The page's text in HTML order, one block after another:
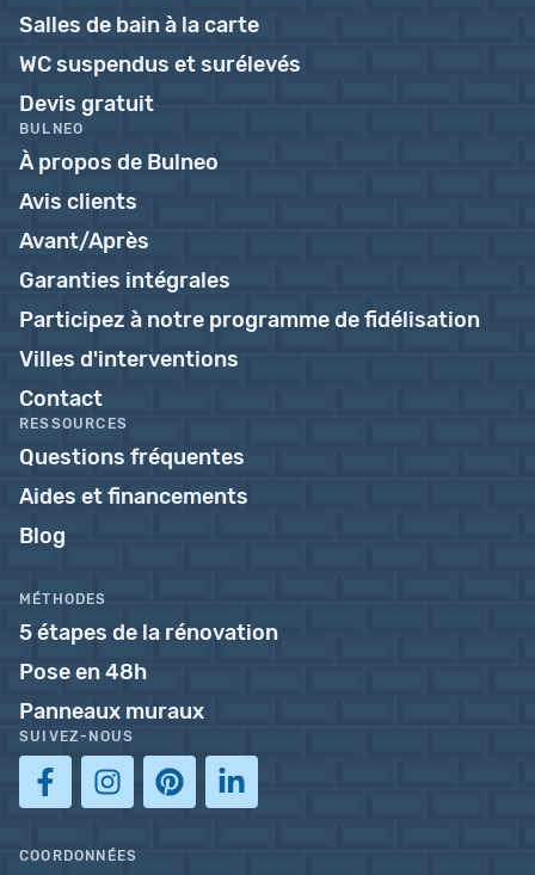
Salles de bain à la carte
WC suspendus et surélevés
Devis gratuit
BULNEO
À propos de Bulneo
Avis clients
Avant/Après
Garanties intégrales
Participez à notre programme de fidélisation
Villes d'interventions
Contact
RESSOURCES
Questions fréquentes
Aides et financements
Blog
MÉTHODES
5 étapes de la rénovation
Pose en 48h
Panneaux muraux
SUIVEZ-NOUS
COORDONNÉES